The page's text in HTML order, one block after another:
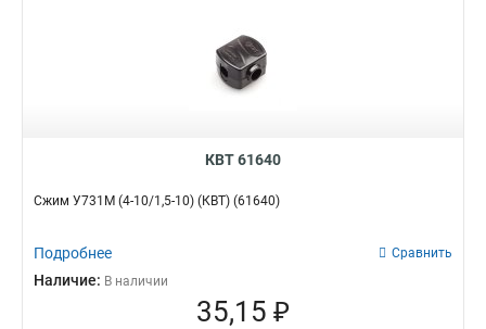
95-150/16-50мм2
50-70/4-35мм2
16-35/1,5-10мм2
16-150мм2
КВТ 61640
Сжим У731М (4-10/1,5-10) (КВТ) (61640)
Подробнее Сравнить
Наличие: В наличии
35,15 ₽